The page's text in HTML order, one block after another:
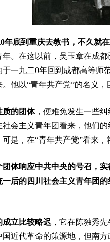
0年底到重庆去教书，不久就
。在这以前，吴玉章在成
一九二0年回到成都高等师
他以“青年共产党”的名义，
质的团体，便难免发生一些
会主义青年团看来，他们
是，在“青年共产党”看来
体响应中共中央的号召，
一后的四川社会主义青年团
成立比较略迟 ，它在陈独秀
近代革命的策源地，但南